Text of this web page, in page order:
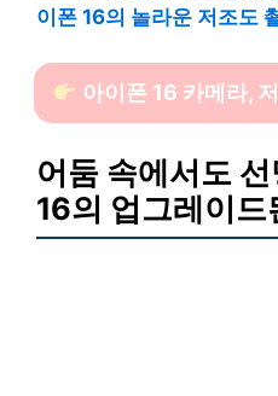
이폰 16의 놀라운 저조도
아이폰 16 카메라,
어둠 속에서도
16의 업그레이